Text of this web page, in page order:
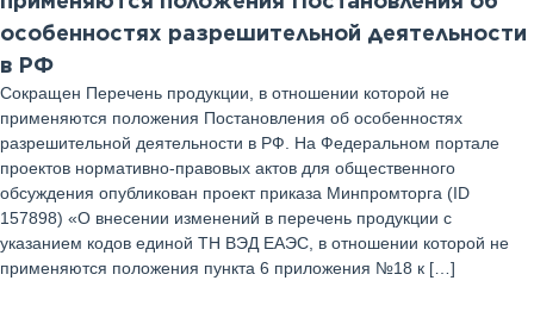
особенностях разрешительной деятельности
в РФ
Сокращен Перечень продукции, в отношении которой не
применяются положения Постановления об особенностях
разрешительной деятельности в РФ. На Федеральном портале
проектов нормативно-правовых актов для общественного
обсуждения опубликован проект приказа Минпромторга (ID
157898) «О внесении изменений в перечень продукции с
указанием кодов единой ТН ВЭД ЕАЭС, ‎в отношении которой не
применяются положения пункта 6 приложения №18 к […]